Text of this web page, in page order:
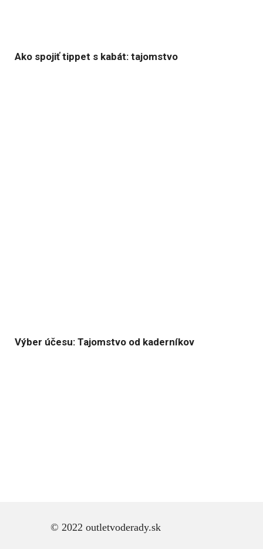
Ako spojiť tippet s kabát: tajomstvo
Výber účesu: Tajomstvo od kaderníkov
© 2022 outletvoderady.sk